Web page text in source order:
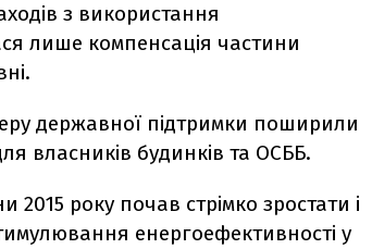
з використання
лише компенсація частини
державної підтримки поширили
власників будинків та ОСББ.
року почав стрімко зростати і
енергоефективності у